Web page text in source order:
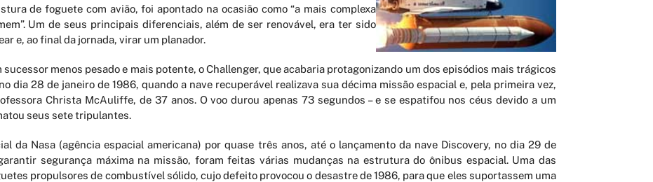
de foguete com avião, foi apontado na ocasião como “a mais complexa
Um de seus principais diferenciais, além de ser renovável, era ter sido
e, ao final da jornada, virar um planador.
sucessor menos pesado e mais potente, o Challenger, que acabaria protagonizando um dos episódios mais trágicos
dia 28 de janeiro de 1986, quando a nave recuperável realizava sua décima missão espacial e, pela primeira vez,
Christa McAuliffe, de 37 anos. O voo durou apenas 73 segundos – e se espatifou nos céus devido a um
seus sete tripulantes.
da Nasa (agência espacial americana) por quase três anos, até o lançamento da nave Discovery, no dia 29 de
segurança máxima na missão, foram feitas várias mudanças na estrutura do ônibus espacial. Uma das
propulsores de combustível sólido, cujo defeito provocou o desastre de 1986, para que eles suportassem uma